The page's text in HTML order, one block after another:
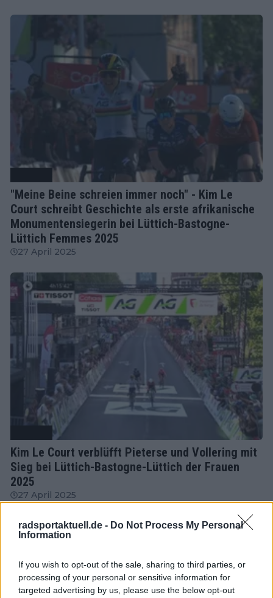
radsportaktuell.de - Do Not Process My Personal
Information
If you wish to opt-out of the sale, sharing to third parties, or
processing of your personal or sensitive information for
targeted advertising by us, please use the below opt-out
"Meine Beine schreien immer noch" - Kim Le
Court schreibt Geschichte als erste afrikanische
Monumentensiegerin bei Lüttich-Bastogne-
Lüttich Femmes 2025
27 April 2025
Kim Le Court verblüfft Pieterse und Vollering mit
Sieg bei Lüttich-Bastogne-Lüttich der Frauen
2025
27 April 2025